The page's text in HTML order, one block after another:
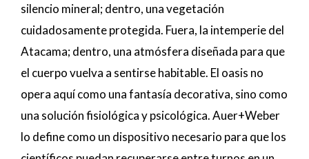
silencio mineral; dentro, una vegetación
cuidadosamente protegida. Fuera, la intemperie del
Atacama; dentro, una atmósfera diseñada para que
el cuerpo vuelva a sentirse habitable. El oasis no
opera aquí como una fantasía decorativa, sino como
una solución fisiológica y psicológica. Auer+Weber
lo define como un dispositivo necesario para que los